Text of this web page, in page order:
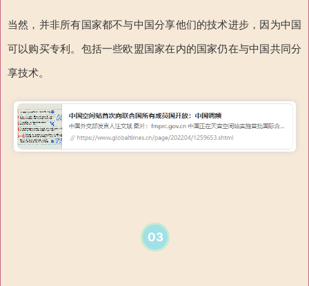
当然，并非所有国家都不与中国分享他们的技术进步，因为中国
可以购买专利。包括一些欧盟国家在内的国家仍在与中国共同分
享技术。
03